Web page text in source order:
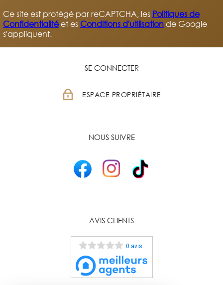
Ce site est protégé par reCAPTCHA, les Politiques de
Confidentialitéet es Conditions d'utilisationde Google
s'appliquent.
SE CONNECTER
ESPACE PROPRIÉTAIRE
NOUS SUIVRE
AVIS CLIENTS
0 avis